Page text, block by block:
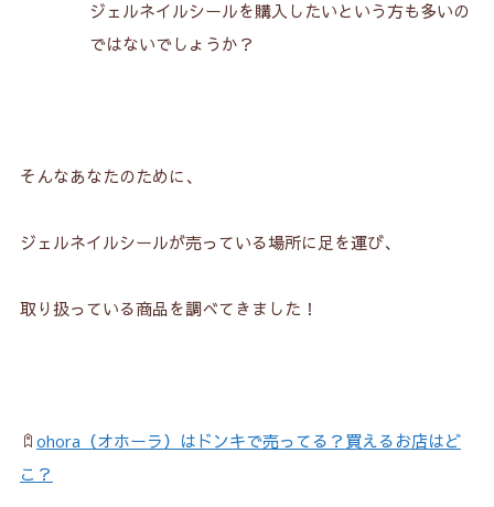
ジェルネイルシールを購入したいという方も多いの
ではないでしょうか？
そんなあなたのために、
ジェルネイルシールが売っている場所に足を運び、
取り扱っている商品を調べてきました！
ohora（オホーラ）はドンキで売ってる？買えるお店はど
こ？